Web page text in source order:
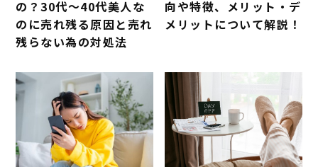
の？30代～40代美人な
のに売れ残る原因と売れ
残らない為の対処法
向や特徴、メリット・デ
メリットについて解説！